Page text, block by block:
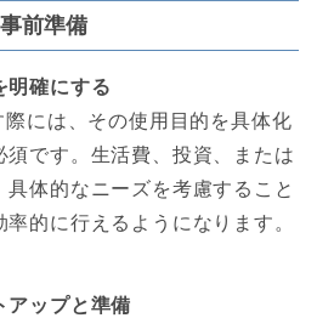
前準備
明確にする
には、その使用目的を具体化
須です。生活費、投資、または
具体的なニーズを考慮すること
的に行えるようになります。
アップと準備